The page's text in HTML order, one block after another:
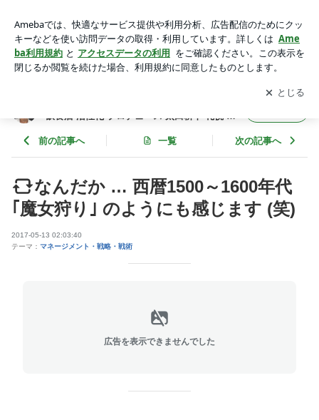
ます (笑) | フード食ビジネス 専門家 経営コンサルタント 飲食
店 活性化 プロデュース 太田耕平 札幌 北海道 ファインド ブロ
アプリをダウンロードして ブログの更新通知
を受け取りまし
ょう。
開く
飲食店 活性化 プロデュース 太田耕平 札幌 北
前の記事へ 一覧 次の記事へ
なんだか … 西暦1500～1600年代
｢魔女狩り｣ のようにも感じます (笑)
2017-05-13 02:03:40
テーマ： マネージメント・戦略・戦術
広告を表示できませんでした